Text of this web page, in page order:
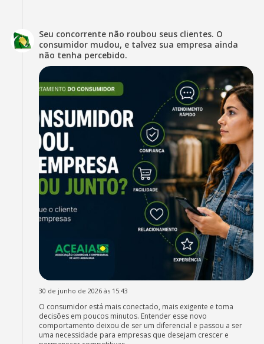
Seu concorrente não roubou seus clientes. O
consumidor mudou, e talvez sua empresa ainda
não tenha percebido.
30 de junho de 2026 às 15:43
O consumidor está mais conectado, mais exigente e toma
decisões em poucos minutos. Entender esse novo
comportamento deixou de ser um diferencial e passou a ser
uma necessidade para empresas que desejam crescer e